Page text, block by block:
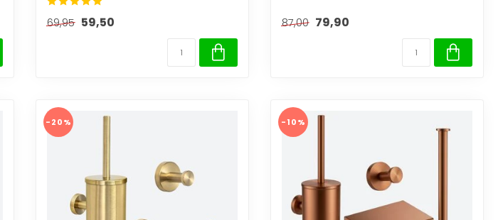
69,95 59,50 87,00 79,90
-20% -10%